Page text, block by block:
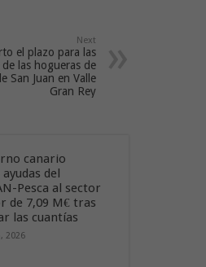
Next
el plazo para las
las hogueras de
San Juan en Valle
Gran Rey
canario
del
Pesca al sector
de 7,09 M€ tras
las cuantías
2026